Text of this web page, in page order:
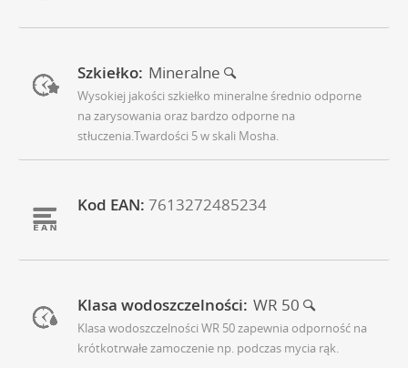
Szkiełko: Mineralne
Wysokiej jakości szkiełko mineralne średnio odporne
na zarysowania oraz bardzo odporne na
stłuczenia.Twardości 5 w skali Mosha.
Kod EAN: 7613272485234
Klasa wodoszczelności: WR 50
Klasa wodoszczelności WR 50 zapewnia odporność na
krótkotrwałe zamoczenie np. podczas mycia rąk.